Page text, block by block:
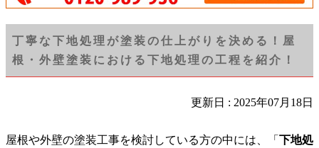
丁寧な下地処理が塗装の仕上がりを決める！屋
根・外壁塗装における下地処理の工程を紹介！
更新日 : 2025年07月18日
屋根や外壁の塗装工事を検討している方の中には、「 下地処